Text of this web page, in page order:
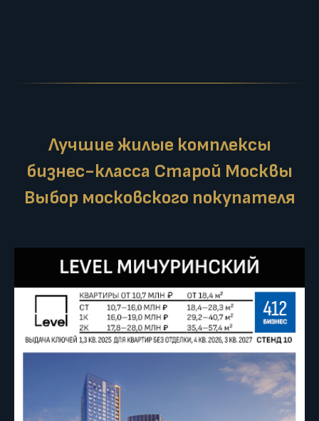
Лучшие жилые комплексы
бизнес-класса Старой Москвы
Выбор московского покупателя